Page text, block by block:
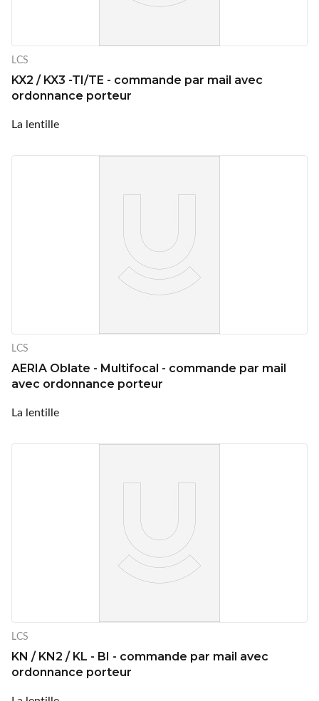
LCS
KX2 / KX3 -TI/TE - commande par mail avec
ordonnance porteur
La lentille
LCS
AERIA Oblate - Multifocal - commande par mail
avec ordonnance porteur
La lentille
LCS
KN / KN2 / KL - BI - commande par mail avec
ordonnance porteur